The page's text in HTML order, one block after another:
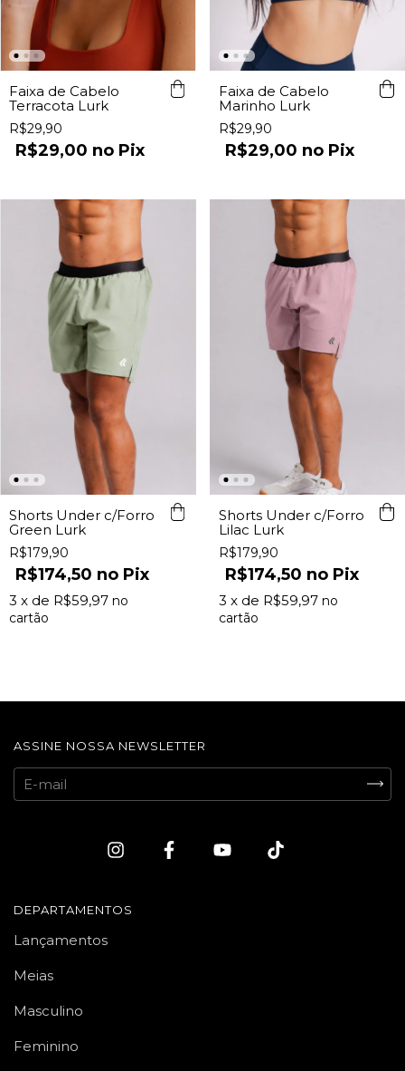
Faixa de Cabelo
Terracota Lurk
R$29,90
R$29,00 Pix
Faixa de Cabelo
Marinho Lurk
R$29,90
R$29,00 Pix
Shorts Under c/Forro
Green Lurk
R$179,90
R$174,50 Pix
3 x de R$59,97
Shorts Under c/Forro
Lilac Lurk
R$179,90
R$174,50 Pix
3 x de R$59,97
ASSINE NOSSA NEWSLETTER
DEPARTAMENTOS
Lançamentos
Meias
Masculino
Feminino